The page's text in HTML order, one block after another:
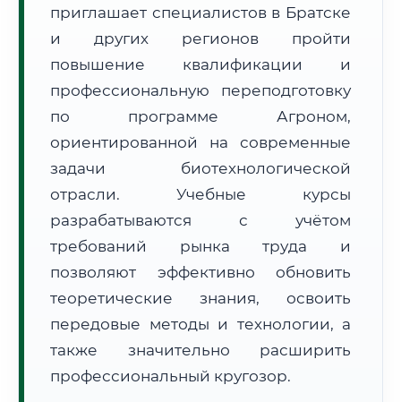
Субъект:
Иркутская область
+7 (3953)
Формат учебы:
Дистанционно
🗺️ Зона обслуживания: г. Братск
• Маршрут транзита:~1 176 км
📜 Документы и аккредитация ФИС ФРДО
приглашает специалистов в Братске
и других регионов пройти
повышение квалификации и
профессиональную переподготовку
по программе Агроном,
ориентированной на современные
задачи биотехнологической
отрасли. Учебные курсы
разрабатываются с учётом
требований рынка труда и
позволяют эффективно обновить
теоретические знания, освоить
передовые методы и технологии, а
также значительно расширить
профессиональный кругозор.